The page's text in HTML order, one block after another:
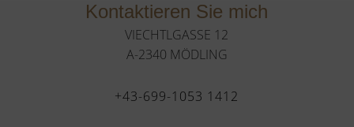
Kontaktieren Sie mich
VIECHTLGASSE 12
A-2340 MÖDLING
+43-699-1053 1412